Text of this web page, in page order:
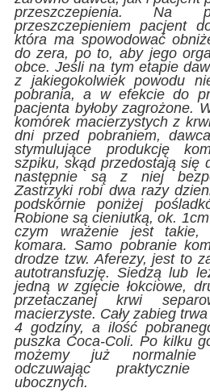
przeszczepienia.
przeszczepieniem pacjent
która ma spowodować
do zera, po to, aby jego
obce. Jeśli na tym etapie
z jakiegokolwiek powodu
pobrania, a w efekcie do
pacjenta byłoby zagrożone.
komórek macierzystych z
dni przed pobraniem,
stymulujące produkcję
szpiku, skąd przedostają się
następnie są z niej
Zastrzyki robi dwa razy
podskórnie poniżej
Robione są cieniutką, ok. 1cm
czym wrażenie jest takie,
komara. Samo pobranie
drodze tzw. Aferezy, jest to
autotransfuzję. Siedzą lub
jedną w zgięcie łokciowe,
przetaczanej krwi
macierzyste. Cały zabieg
4 godziny, a ilość
puszka Coca-Coli. Po kilku
możemy już normalnie
odczuwając
ubocznych.